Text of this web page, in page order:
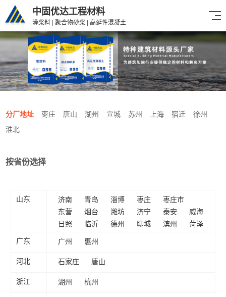
中固优达工程材料
灌浆料 | 聚合物砂浆 | 高延性混凝土
分厂地址 枣庄 唐山 湖州 宣城 苏州 上海 宿迁
徐州
淮北
按省份选择
山东 济南 青岛 淄博 枣庄
枣庄市
东营
烟台 潍坊 济宁 泰安
威海
日照
临沂 德州 聊城 滨州 菏泽
广东 广州 惠州
河北 石家庄 唐山
浙江 湖州 杭州